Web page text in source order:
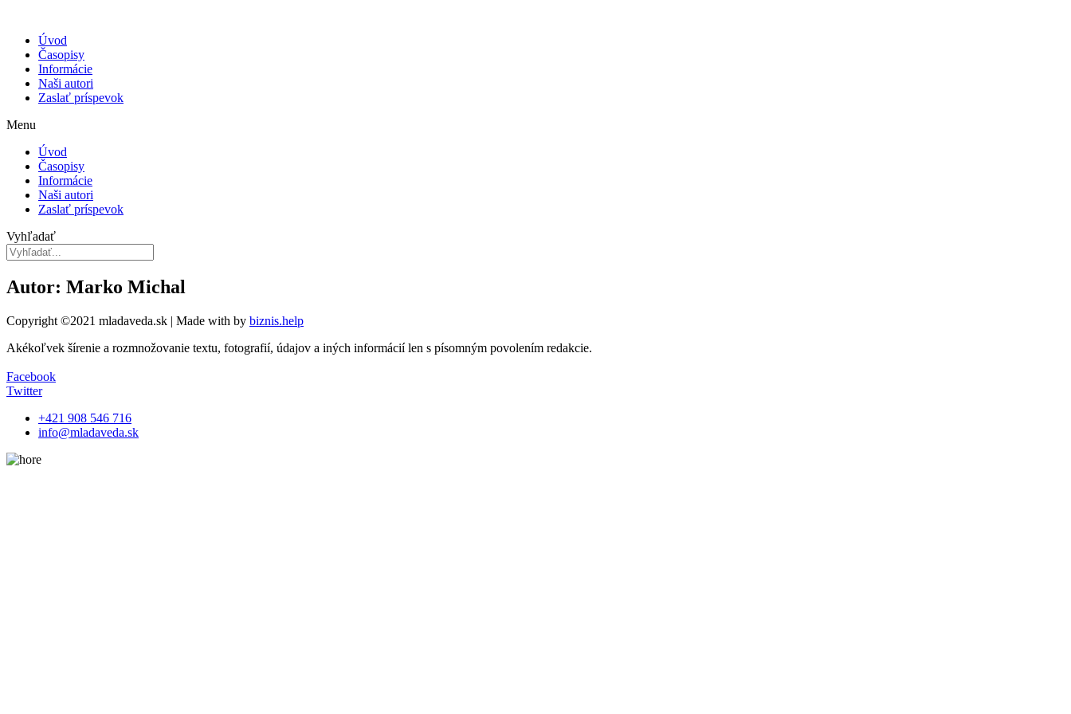
Úvod
Časopisy
Informácie
Naši autori
Zaslať príspevok
Menu
Úvod
Časopisy
Informácie
Naši autori
Zaslať príspevok
Vyhľadať
Autor: Marko Michal
Copyright ©2021 mladaveda.sk | Made with by biznis.help
Akékoľvek šírenie a rozmnožovanie textu, fotografií, údajov a iných informácií len s písomným povolením redakcie.
Facebook
Twitter
+421 908 546 716
info@mladaveda.sk